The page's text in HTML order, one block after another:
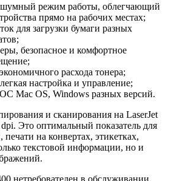
режим работы, облегчающий
прямо на рабочих местах;
для загрузки бумаги разных
безопасное и комфортное
расхода тонера;
настройка и управление;
Mac OS, Windows разных версий.
и сканирования на LaserJet
dpi. Это оптимальный показатель для
на конвертах, этикетках,
текстовой информации, но и
нетребователен в обслуживании,